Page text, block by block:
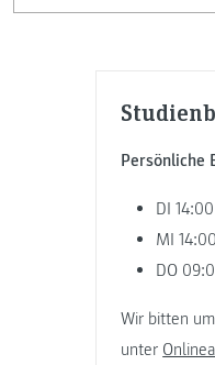
Persönliche
DI
MI
DO
Wir bitten
unter